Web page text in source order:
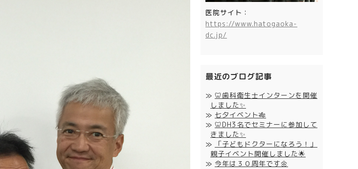
医院サイト：
https://www.hatogaoka-
dc.jp/
最近のブログ記事
🦷歯科衛生士インターンを開催
しました✨
七夕イベント🎋
🦷DH3名でセミナーに参加して
きました✨
「子どもドクターになろう！」
親子イベント開催しました🌟
今年は３０周年です🌼